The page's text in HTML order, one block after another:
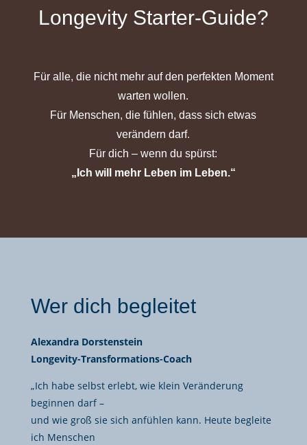
Longevity Starter-Guide?
Für alle, die nicht mehr auf den perfekten Moment
warten wollen.
Für Menschen, die fühlen, dass sich etwas
verändern darf.
Für dich – wenn du spürst:
„Ich will mehr Leben im Leben.“
Wer dich begleitet
Alexandra Dorstenstein
Longevity-Transformations-Coach
„Ich habe selbst erlebt, wie klein Veränderung
beginnen darf –
und wie groß sie sich anfühlen kann. Heute begleite
ich Menschen